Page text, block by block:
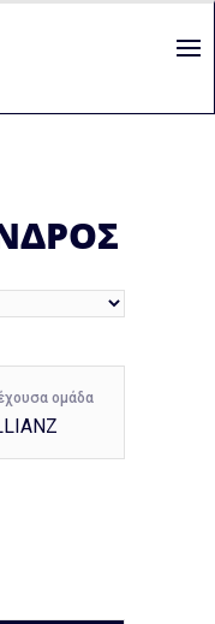
ομάδα